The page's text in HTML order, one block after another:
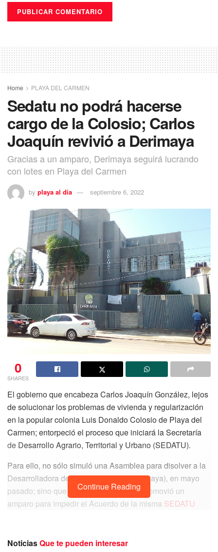
Home PLAYA DEL CARMEN
Sedatu no podrá hacerse
cargo de la Colosio; Carlos
Joaquín revivió a Derimaya
Gracias a un amparo, Derimaya seguirá lucrando
con lotes en Playa del Carmen
by playa al dia septiembre 6, 2022
0
SHARES
El gobierno que encabeza Carlos Joaquín González, lejos
de solucionar los problemas de vivienda y regularización
en la popular colonia Luis Donaldo Colosio de Playa del
Carmen; entorpeció el proceso que iniciará la Secretaría
de Desarrollo Agrario, Territorial y Urbano (SEDATU).
Para ello, no sólo simuló una Asamblea para disolver a la
Desarrolladora de la Riviera Maya (Derimaya), en mayo
pasado; sino que a través de la misma promovió un
amparo para impedir el Acuerdo de la misma SEDATU
restante de las 1,200 hectáreas cedidas gratuitamente por
Continue Reading
NoticiasQue te pueden interesar